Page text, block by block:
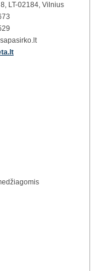
LT-02184, Vilnius